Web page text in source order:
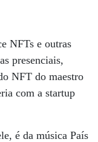
NFTs e outras
presenciais,
NFT do maestro
com a startup
é da música País